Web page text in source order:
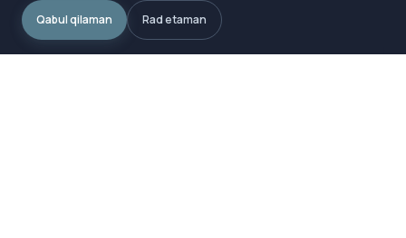
Qabul qilaman Rad etaman